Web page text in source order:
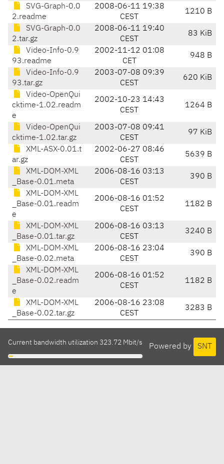
SVG-Graph-0.0
2.readme
2008-06-11 19:38
CEST
1210 B
SVG-Graph-0.0
2.tar.gz
2008-06-11 19:40
CEST
83 KiB
Video-Info-0.9
93.readme
2002-11-12 01:08
CET
948 B
Video-Info-0.9
93.tar.gz
2003-07-08 09:39
CEST
620 KiB
Video-OpenQui
cktime-1.02.readm
e
2002-10-23 14:43
CEST
1264 B
Video-OpenQui
cktime-1.02.tar.gz
2003-07-08 09:41
CEST
97 KiB
XML-ASX-0.01.t
ar.gz
2002-06-27 08:46
CEST
5639 B
XML-DOM-XML
_Base-0.01.meta
2006-08-16 03:13
CEST
390 B
XML-DOM-XML
_Base-0.01.readm
e
2006-08-16 01:52
CEST
1182 B
XML-DOM-XML
_Base-0.01.tar.gz
2006-08-16 03:13
CEST
3240 B
XML-DOM-XML
_Base-0.02.meta
2006-08-16 23:04
CEST
390 B
XML-DOM-XML
_Base-0.02.readm
e
2006-08-16 01:52
CEST
1182 B
XML-DOM-XML
_Base-0.02.tar.gz
2006-08-16 23:08
CEST
3283 B
Powered by SNT
Current bandwidth utilization 323.72 Mbit/s